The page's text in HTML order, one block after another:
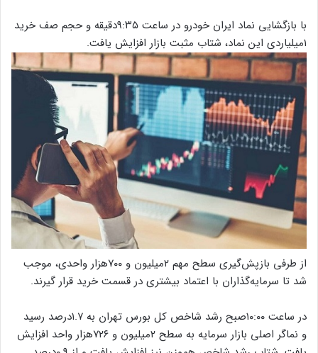
با بازگشایی نماد ایران خودرو در ساعت ۹:۳۵دقیقه و حجم صف خرید
۱میلیاردی این نماد، شتاب مثبت بازار افزایش یافت.
از طرفی بازپش‌گیری سطح مهم ۲میلیون و ۷۰۰هزار واحدی، موجب
شد تا سرمایه‌گذاران با اعتماد بیشتری در قسمت خرید قرار گیرند.
در ساعت ۱۰:۰۰صبح رشد شاخص کل بورس تهران به ۱.۷درصد رسید
و نماگر اصلی بازار سرمایه به سطح ۲میلیون و ۷۲۶هزار واحد افزایش